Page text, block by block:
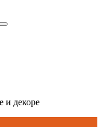
и декоре